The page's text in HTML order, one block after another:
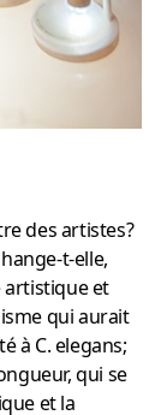
des artistes?
t-elle,
artistique et
qui aurait
à C. elegans;
qui se
et la